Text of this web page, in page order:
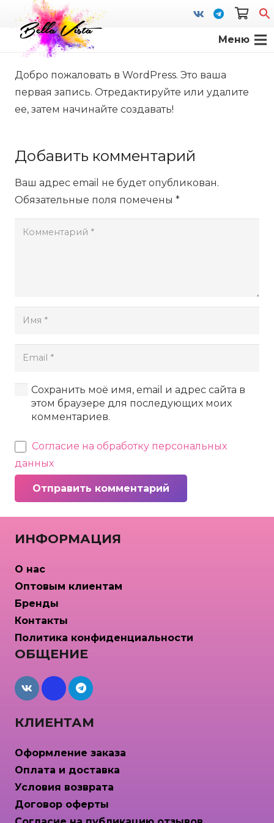
Меню
Добро пожаловать в WordPress. Это ваша
первая запись. Отредактируйте или удалите
ее, затем начинайте создавать!
Добавить комментарий
Ваш адрес email не будет опубликован.
Обязательные поля помечены *
Сохранить моё имя, email и адрес сайта в
этом браузере для последующих моих
комментариев.
Согласие на обработку персональных
данных
Отправить комментарий
КЛИЕНТАМ
Оформление заказа
Оплата и доставка
Условия возврата
Договор оферты
ОБЩЕНИЕ
maxcdn
ИНФОРМАЦИЯ
О нас
Оптовым клиентам
Бренды
Контакты
Политика конфиденциальности